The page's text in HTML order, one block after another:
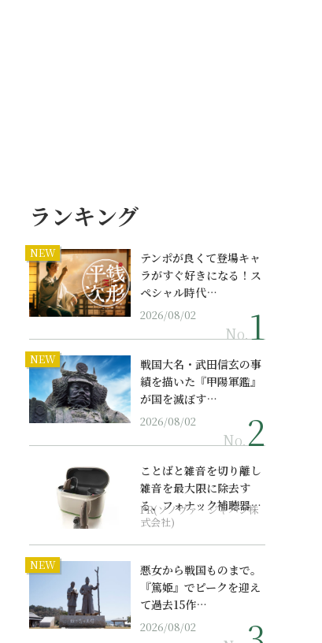
ランキング
NEW
テンポが良くて登場キャ
ラがすぐ好きになる！ス
ペシャル時代…
2026/08/02
No.
NEW
戦国大名・武田信玄の事
績を描いた『甲陽軍鑑』
が国を滅ぼす…
2026/08/02
No.
ことばと雑音を切り離し
雑音を最大限に除去す
る、フォナック補聴器の
最上位モデル
PR(ソノヴァ・ジャパン株
式会社)
NEW
悪女から戦国ものまで。
『篤姫』でピークを迎え
て過去15作…
2026/08/02